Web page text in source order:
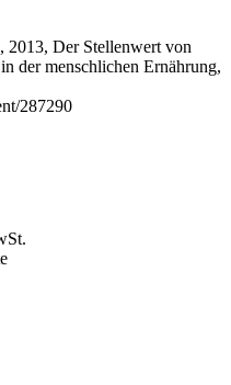
, 2013, Der Stellenwert von
der menschlichen Ernährung,
287290